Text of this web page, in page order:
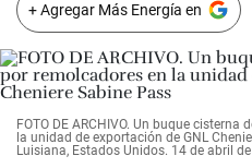
+ Agregar Más Energía en
FOTO DE ARCHIVO. Un buque
la unidad de exportación de GNL
Luisiana, Estados Unidos. 14 de abril